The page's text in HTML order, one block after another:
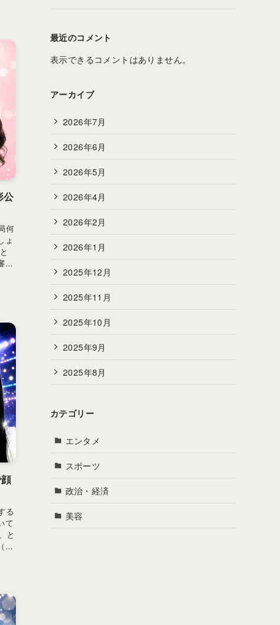
公
何
ょ
...
る
て
と
...
最近のコメント
表示できるコメントはありません。
アーカイブ
2026年7月
2026年6月
2026年5月
2026年4月
2026年2月
2026年1月
2025年12月
2025年11月
2025年10月
2025年9月
2025年8月
カテゴリー
エンタメ
スポーツ
政治・経済
美容